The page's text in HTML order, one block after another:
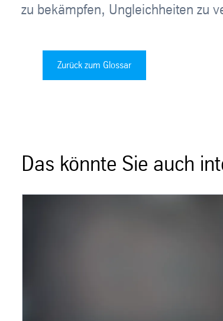
zu bekämpfen, Ungleichheiten zu
Zurück zum Glossar
Das könnte Sie auch